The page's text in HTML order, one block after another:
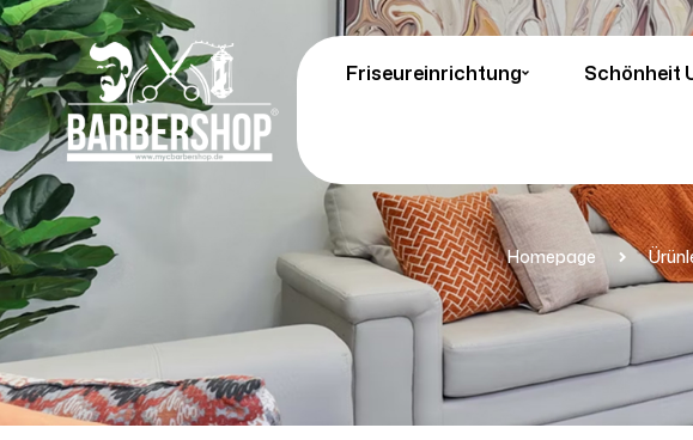
Friseureinrichtung Schönheit
Homepage